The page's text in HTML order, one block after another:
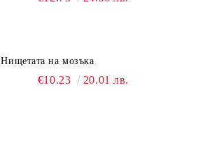
Нищетата на мозъка
€10.23 20.01 лв.